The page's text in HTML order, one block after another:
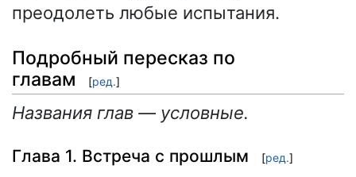
преодолеть любые испытания.
Подробный пересказ по
главам
[ред.]
Названия глав — условные.
Глава 1. Встреча с прошлым [ред.]